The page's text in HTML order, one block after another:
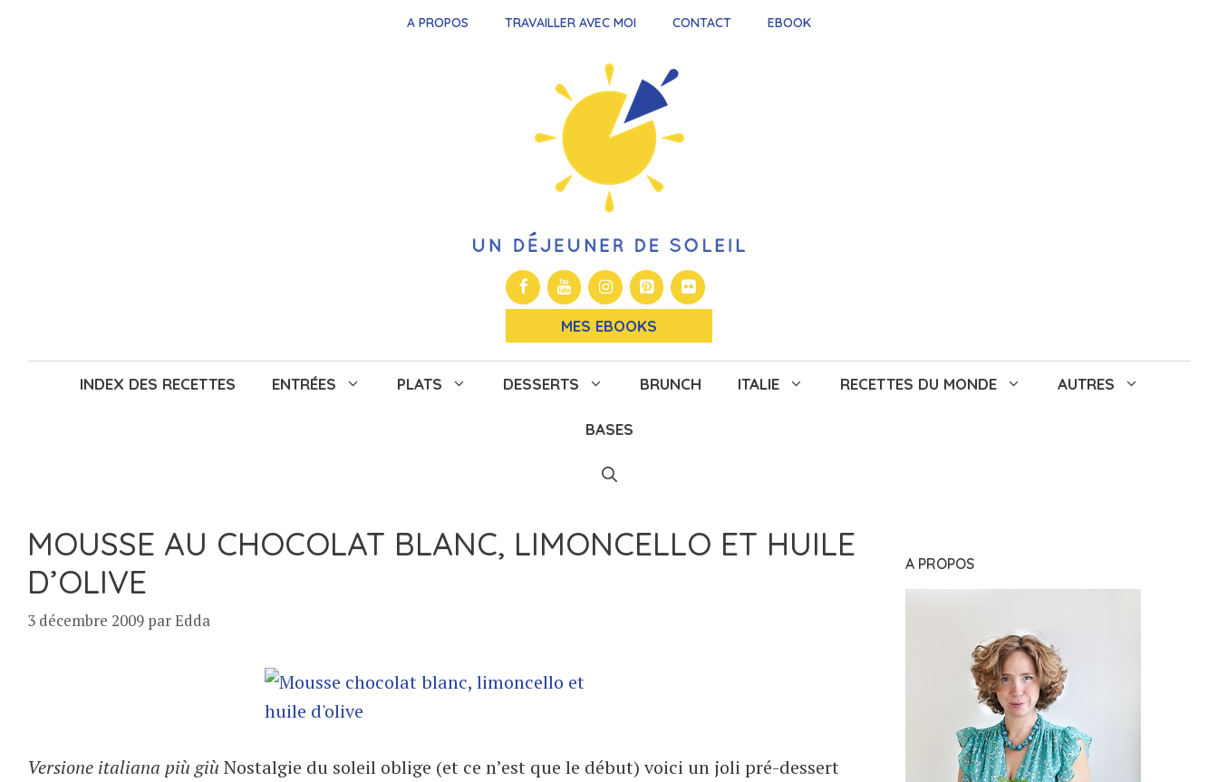
A PROPOS TRAVAILLER AVEC MOI CONTACT EBOOK
MES EBOOKS
INDEX DES RECETTES ENTRÉES PLATS DESSERTS BRUNCH ITALIE RECETTES DU MONDE AUTRES
BASES
MOUSSE AU CHOCOLAT BLANC, LIMONCELLO ET HUILE
D’OLIVE
3 décembre 2009 parEdda
Versione italiana più giù Nostalgie du soleil oblige (et ce n’est que le début) voici un joli pré-dessert
A PROPOS